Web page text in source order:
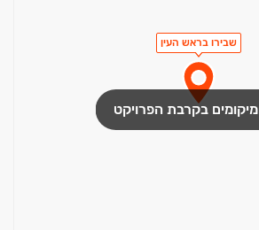
שבירו בראש העין
מיקומים בקרבת הפרויקט